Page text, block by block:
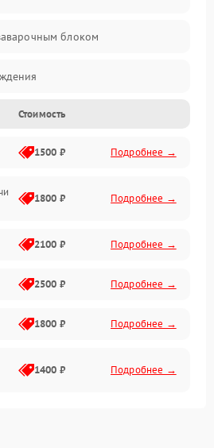
блоком
и паром
Стоимость
1500 ₽ Подробнее →
1800 ₽ Подробнее →
2100 ₽ Подробнее →
2500 ₽ Подробнее →
1800 ₽ Подробнее →
1400 ₽ Подробнее →